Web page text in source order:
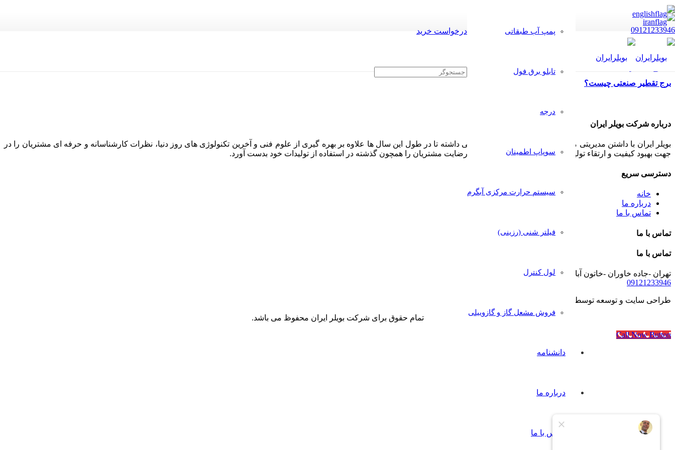
09121233946 پمپ آب طبقاتی
تابلو برق فول
درجه
سوپاپ اطمینان
سیستم حرارت مرکزی آبگرم
فیلتر شنی (رزینی)
لول کنترل
فروش مشعل گاز و گازوییلی
دانشنامه
درباره ما
تماس با ما
درخواست خرید
برج تقطیر صنعتی چیست؟
درباره شرکت بویلر ایران
بویلر ایران با داشتن مدیریتی مجرب و مشتری مدار همواره سعی داشته تا در طول این سال ها علاوه بر بهره گیری از علوم فنی و آخرین تکنولوژی های روز دنیا، نظرات کارشناسانه و حرفه ای مشتریان را در
جهت بهبود کیفیت و ارتقاء تولیدات خود پذیرا بوده و بکار گیرد تا رضایت مشتریان را همچون گذشته در استفاده از تولیدات خود بدست آورد.
دسترسی سریع
خانه
درباره ما
تماس با ما
تماس با ما
تماس با ما
تهران -جاده خاوران -خاتون آباد- خیابان رجایی- پلاک۴۰
09121233946
طراحی سایت و توسعه توسط
تمام حقوق برای شرکت بویلر ایران محفوظ می باشد.
Call Now Button